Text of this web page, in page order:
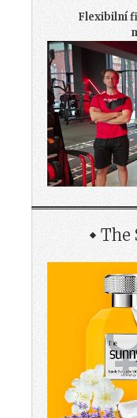
Flexibilní
The